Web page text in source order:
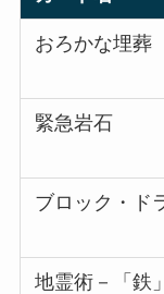
おろかな埋葬
緊急岩石
ブロック・ド
地霊術－「鉄」